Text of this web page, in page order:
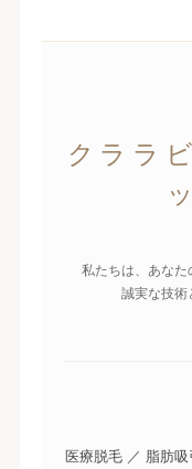
クララ
私たちは、あなた
誠実な技術
医療脱毛 ／ 脂肪